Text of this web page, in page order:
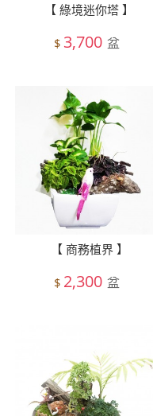
【 綠境迷你塔 】
$ 3,700 盆
【 商務植界 】
$ 2,300 盆